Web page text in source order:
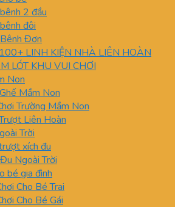
2 đầu
đôi
Đơn
LINH KIỆN NHÀ LIÊN HOÀN
LÓT KHU VUI CHƠI
Non
Mầm Non
Trường Mầm Non
Liên Hoàn
Trời
xích đu
Ngoài Trời
bé gia đình
Cho Bé Trai
Cho Bé Gái